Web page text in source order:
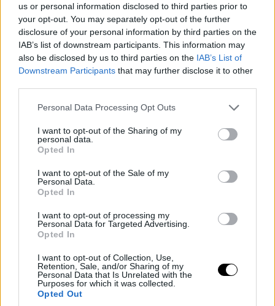
us or personal information disclosed to third parties prior to
your opt-out. You may separately opt-out of the further
disclosure of your personal information by third parties on the
IAB’s list of downstream participants. This information may
also be disclosed by us to third parties on the IAB’s List of
Downstream Participants that may further disclose it to other
Please note that this website/app uses one or more Google
not limited to your visit or usage behaviour. You may click to
grant or deny consent to Google and its third-party tags to
use your data for below specified purposes in below Google
consent section.
Personal Data Processing Opt Outs
I want to opt-out of the Sharing of my
personal data.
Opted In
I want to opt-out of the Sale of my
Personal Data.
Opted In
I want to opt-out of processing my
Personal Data for Targeted Advertising.
Opted In
I want to opt-out of Collection, Use,
Retention, Sale, and/or Sharing of my
Personal Data that Is Unrelated with the
Purposes for which it was collected.
Opted Out